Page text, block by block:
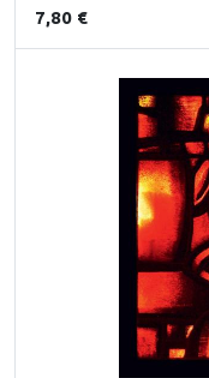
7,80 €